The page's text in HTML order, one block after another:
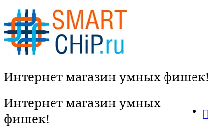
Интернет магазин умных фишек!
Интернет магазин умных
фишек!